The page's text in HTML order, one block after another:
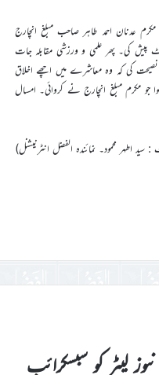
عدنان احمد طاہر صاحب مبلغ انچارج
پیش کی۔ پھر علمی و ورزشی مقابلہ جات
نصیحت کی کہ وہ معاشرے میں اچھے اخلاق
جو مکرم مبلغ انچارج نے کروائی۔ امسال
سید اطہر محمود۔ نمائندہ الفضل انٹرنیشنل)
لیٹر کو سبسکرائب